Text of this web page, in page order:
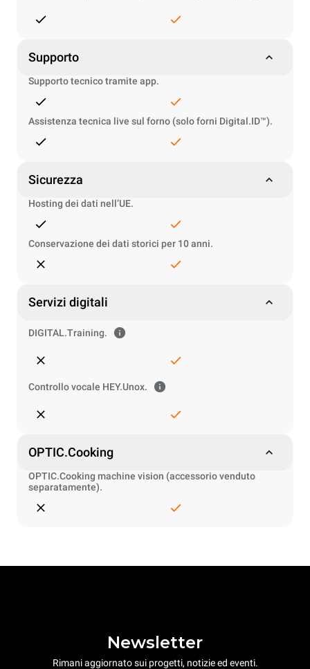
Supporto
Supporto tecnico tramite app.
Assistenza tecnica live sul forno (solo forni Digital.ID™).
Sicurezza
Hosting dei dati nell’UE.
Conservazione dei dati storici per 10 anni.
Servizi digitali
DIGITAL.Training.
Controllo vocale HEY.Unox.
OPTIC.Cooking
OPTIC.Cooking machine vision (accessorio venduto
separatamente).
Newsletter
Rimani aggiornato sui progetti, notizie ed eventi.